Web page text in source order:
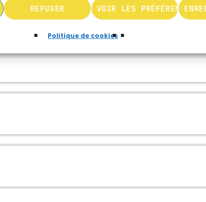
REFUSER VOIR LES PRÉFÉRENCES
Politique de cookies